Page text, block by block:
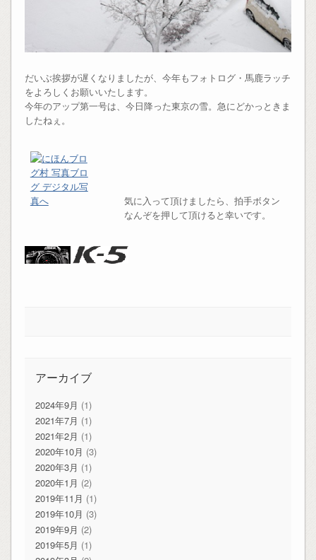
だいぶ挨拶が遅くなりましたが、今年もフォトログ・馬鹿ラッチ
をよろしくお願いいたします。
今年のアップ第一号は、今日降った東京の雪。急にどかっときま
したねぇ。
気に入って頂けましたら、拍手ボタン
なんぞを押して頂けると幸いです。
アーカイブ
2024年9月 (1)
2021年7月 (1)
2021年2月 (1)
2020年10月 (3)
2020年3月 (1)
2020年1月 (2)
2019年11月 (1)
2019年10月 (3)
2019年9月 (2)
2019年5月 (1)